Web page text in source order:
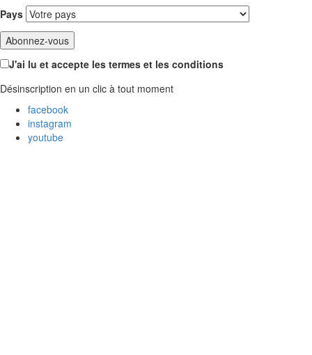
Pays
J'ai lu et accepte les termes et les conditions
Désinscription en un clic à tout moment
facebook
instagram
youtube